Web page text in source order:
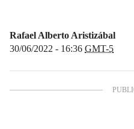
Rafael Alberto Aristizábal
30/06/2022 - 16:36 GMT-5